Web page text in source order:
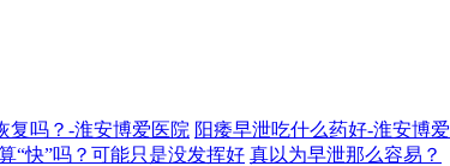
复吗？-淮安博爱医院 阳痿早泄吃什么药好-淮安博
“快”吗？可能只是没发挥好 真以为早泄那么容易？